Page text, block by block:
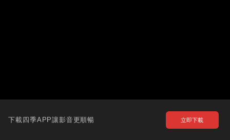
下載四季APP讓影音更順暢 立即下載